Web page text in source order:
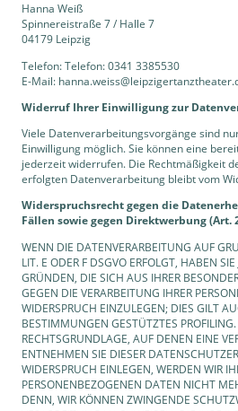
Hanna Weiß
Spinnereistraße 7 / Halle 7
04179 Leipzig
Telefon: Telefon: 0341 3385530
E-Mail:
Widerruf Ihrer Einwilligung zur
Viele Datenverarbeitungsvorgänge sind
Einwilligung möglich. Sie können eine
jederzeit widerrufen. Die Rechtmäßigkeit
erfolgten Datenverarbeitung bleibt vom
Widerspruchsrecht gegen die
Fällen sowie gegen Direktwerbung (Art.
WENN DIE DATENVERARBEITUNG AUF
LIT. E ODER F DSGVO ERFOLGT, HABEN
GRÜNDEN, DIE SICH AUS IHRER
GEGEN DIE VERARBEITUNG IHRER
WIDERSPRUCH EINZULEGEN; DIES GILT
BESTIMMUNGEN GESTÜTZTES PROFILING.
RECHTSGRUNDLAGE, AUF DENEN EINE
ENTNEHMEN SIE DIESER
WIDERSPRUCH EINLEGEN, WERDEN WIR
PERSONENBEZOGENEN DATEN NICHT
DENN, WIR KÖNNEN ZWINGENDE